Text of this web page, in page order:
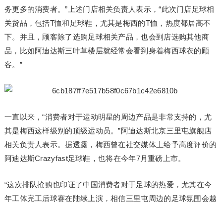
务更多的消费者。”上述门店相关负责人表示，“此次门店足球相
关货品，包括T恤和足球鞋，尤其是梅西的T恤，热度都居高不
下。并且，顾客除了选购足球相关产品，也会到店选购其他商
品，比如阿迪达斯三叶草楼层就经常会看到身着梅西球衣的顾
客。”
一直以来，“消费者对于运动明星的周边产品是非常支持的，尤
其是梅西这样级别的顶级运动员。”阿迪达斯北京三里屯旗舰店
相关负责人表示。据透露，梅西曾在社交媒体上给予高度评价的
阿迪达斯Crazyfast足球鞋，也将在今年7月重磅上市。
“这次排队抢购也印证了中国消费者对于足球的热爱，尤其在今
年工体完工后球赛在陆续上演，相信三里屯周边的足球氛围会越